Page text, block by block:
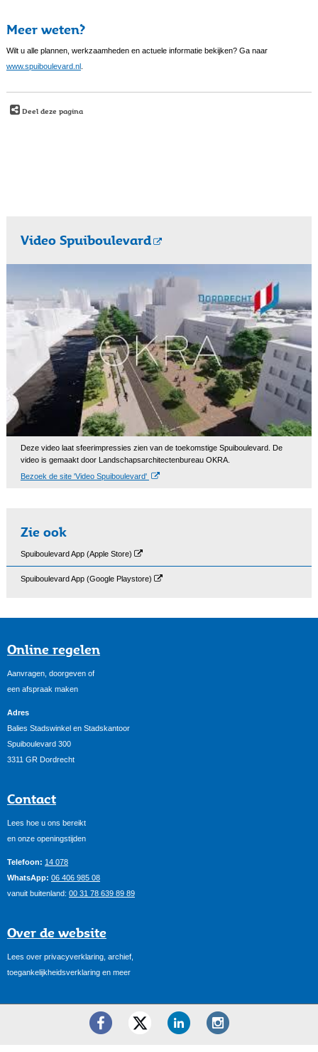
Meer weten?
Wilt u alle plannen, werkzaamheden en actuele informatie bekijken? Ga naar
www.spuiboulevard.nl.
Deel deze pagina
Video Spuiboulevard
Deze video laat sfeerimpressies zien van de toekomstige Spuiboulevard. De
video is gemaakt door Landschapsarchitectenbureau OKRA.
Bezoek de site 'Video Spuiboulevard'
Zie ook
Spuiboulevard App (Apple Store)
Spuiboulevard App (Google Playstore)
Online regelen
Aanvragen, doorgeven of
een afspraak maken
Adres
Balies Stadswinkel en Stadskantoor
Spuiboulevard 300
3311 GR Dordrecht
Contact
Lees hoe u ons bereikt
en onze openingstijden
Telefoon: 14 078
WhatsApp: 06 406 985 08
vanuit buitenland: 00 31 78 639 89 89
Over de website
Lees over privacyverklaring, archief,
toegankelijkheidsverklaring en meer